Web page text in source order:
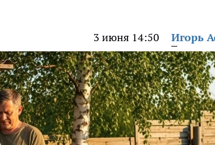
3 июня 14:50 Игорь